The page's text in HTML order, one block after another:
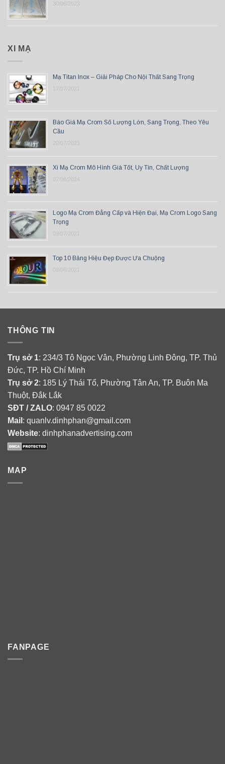
30/06/2023
XI MẠ
Mạ Titan Inox – Giải Pháp Cho Nội Thất Sang Trọng
17/07/2021
Báo Giá Mạ Crom Số Lượng Lớn, Sang Trọng, Theo Yêu
Cầu
20/07/2023
Xi Mạ Crom Mô Hình Giá Tốt, Uy Tín, Chất Lượng
07/06/2024
Logo Mạ Crom Đẳng Cấp và Hiện Đại, Mạ Crom Logo Sang
Trọng
09/07/2021
Top 10 Bảng Hiệu Đẹp Được Ưa Chuộng
08/06/2021
THÔNG TIN
Trụ sở 1: 234/3 Tô Ngọc Vân, Phường Linh Đông, TP. Thủ
Đức, TP. Hồ Chí Minh
Trụ sở 2: 185 Lý Thái Tổ, Phường Tân An, TP. Buôn Ma
Thuột, Đắk Lắk
SĐT / ZALO: 0947 85 0022
Mail : quanlv.dinhphan@gmail.com
Website: dinhphanadvertising.com
MAP
FANPAGE